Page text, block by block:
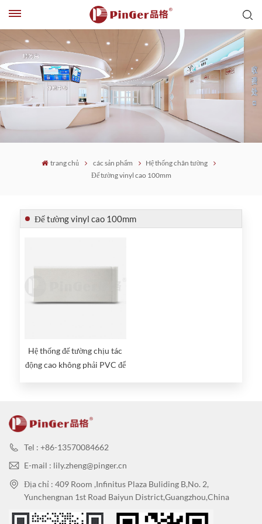
trang chủ các sản phẩm
Hệ thống chân tường
Đế tường vinyl cao 100mm
Đế tường vinyl cao 100mm
Hệ thống đế tường chịu tác
động cao không phải PVC để
Tel : +86-13570084662
E-mail : lily.zheng@pinger.cn
Địa chỉ : 409 Room ,Infinitus Plaza Buliding B,No. 2,
Yunchengnan 1st Road Baiyun District,Guangzhou,China